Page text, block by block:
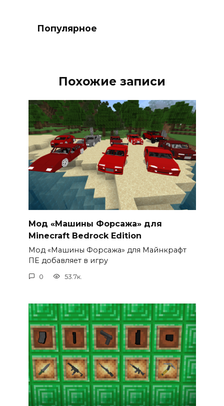
Популярное
Похожие записи
Мод «Машины Форсажа» для
Minecraft Bedrock Edition
Мод «Машины Форсажа» для Майнкрафт
ПЕ добавляет в игру
0 53.7к.